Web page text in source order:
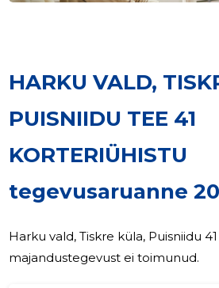
HARKU VALD,
PUISNIIDU TEE 41
KORTERIÜHISTU
tegevusaruanne
Harku vald, Tiskre küla, Puisniidu
majandustegevust ei toimunud.